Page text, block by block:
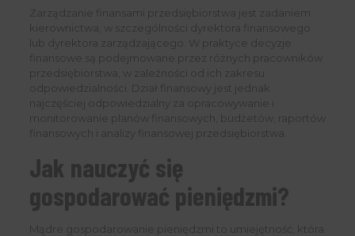
Zarządzanie finansami przedsiębiorstwa jest zadaniem
kierownictwa, w szczególności dyrektora finansowego
lub dyrektora zarządzającego. W praktyce decyzje
finansowe są podejmowane przez różnych pracowników
przedsiębiorstwa, w zależności od ich zakresu
odpowiedzialności. Dział finansowy jest jednak
najczęściej odpowiedzialny za opracowywanie i
monitorowanie planów finansowych, budżetów, raportów
finansowych i analizy finansowej przedsiębiorstwa.
Jak nauczyć się
gospodarować pieniędzmi?
Mądre gospodarowanie pieniędzmi to umiejętność, która